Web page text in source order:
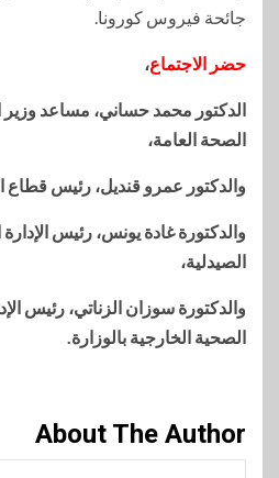
جائحة فيروس كورونا.
حضر الاجتماع،
الدكتور محمد حساني، مساعد
الصحة العامة،
والدكتور عمرو قنديل، رئيس قطاع
والدكتورة غادة يونس، رئيس
الصيدلية،
والدكتورة سوزان الزناتي، رئيس
الصحية الخارجية بالوزارة.
About The Author